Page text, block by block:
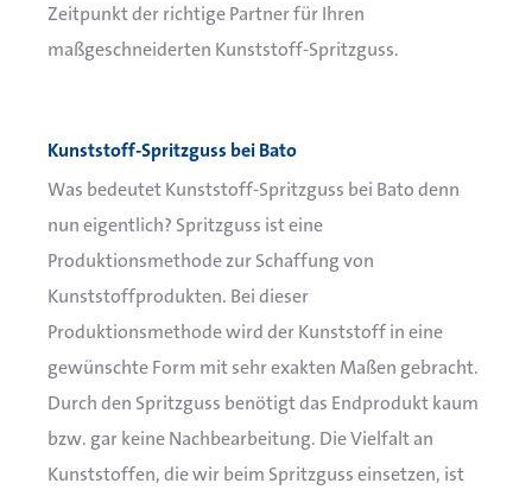
Zeitpunkt der richtige Partner für Ihren
maßgeschneiderten Kunststoff-Spritzguss.
Kunststoff-Spritzguss bei Bato
Was bedeutet Kunststoff-Spritzguss bei Bato denn
nun eigentlich? Spritzguss ist eine
Produktionsmethode zur Schaffung von
Kunststoffprodukten. Bei dieser
Produktionsmethode wird der Kunststoff in eine
gewünschte Form mit sehr exakten Maßen gebracht.
Durch den Spritzguss benötigt das Endprodukt kaum
bzw. gar keine Nachbearbeitung. Die Vielfalt an
Kunststoffen, die wir beim Spritzguss einsetzen, ist